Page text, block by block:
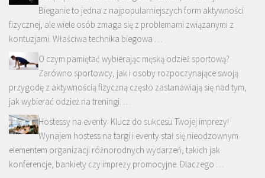
Bieganie to jedna z najpopularniejszych form aktywności
fizycznej, ale wiele osób zmaga się z problemami związanymi z
kontuzjami. Właściwa technika biegowa …
O czym pamiętać wybierając męską odzież sportową?
Zarówno sportowcy, jak i osoby rozpoczynające swoją
przygodę z aktywnością fizyczną często zastanawiają się nad tym,
jak wybierać odzież na treningi. …
Hostessy na eventy: Klucz do sukcesu Twojej imprezy!
Wynajem hostess na targi i eventy stał się nieodzownym
elementem organizacji różnorodnych wydarzeń, takich jak
konferencje, bankiety czy imprezy promocyjne. Dlaczego …